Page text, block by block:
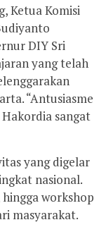
Ketua Komisi
DIY Sri
yang telah
“Antusiasme
sangat
yang digelar
nasional.
workshop
masyarakat.